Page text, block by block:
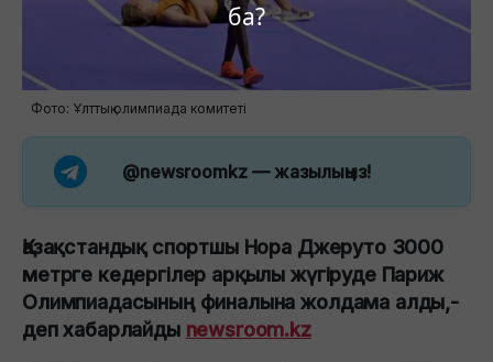
ба?
Фото: Ұлттық олимпиада комитеті
@newsroomkz — жазылыңыз!
Қазақстандық спортшы Нора Джеруто 3000
метрге кедергілер арқылы жүгіруде Париж
Олимпиадасының финалына жолдама алды,-
деп хабарлайды newsroom.kz